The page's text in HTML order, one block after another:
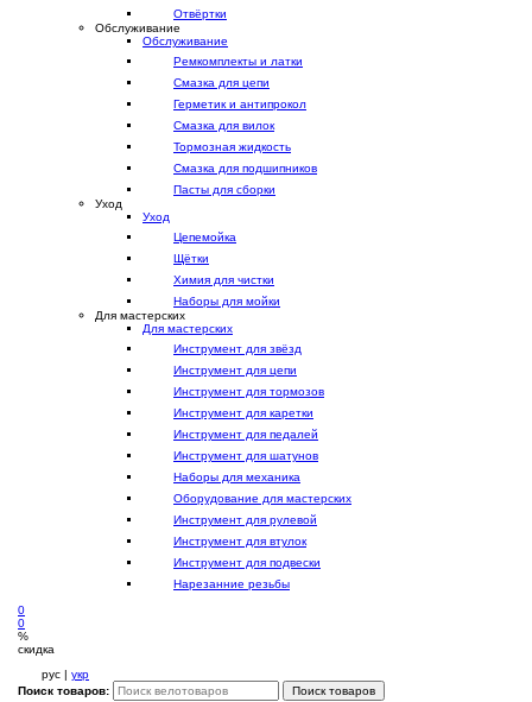
Отвёртки
Обслуживание
Обслуживание
Ремкомплекты и латки
Смазка для цепи
Герметик и антипрокол
Смазка для вилок
Тормозная жидкость
Смазка для подшипников
Пасты для сборки
Уход
Уход
Цепемойка
Щётки
Химия для чистки
Наборы для мойки
Для мастерских
Для мастерских
Инструмент для звёзд
Инструмент для цепи
Инструмент для тормозов
Инструмент для каретки
Инструмент для педалей
Инструмент для шатунов
Наборы для механика
Оборудование для мастерских
Инструмент для рулевой
Инструмент для втулок
Инструмент для подвески
Нарезанние резьбы
0
0
%
скидка
рус | укр
Поиск товаров:
Поиск товаров